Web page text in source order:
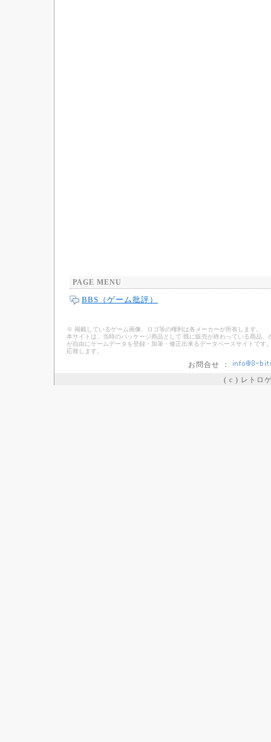
PAGE MENU
BBS（ゲーム批評）
※ 掲載しているゲーム画像、ロゴ等の権利は各メーカーが所有します。
本サイトは、当時のパッケージ商品として 既に販売が終わっている商品
が自由にゲームデータを登録・加筆・修正出来るデータベースサイトで
応致します。
お問合せ ：
( c ) レトロ